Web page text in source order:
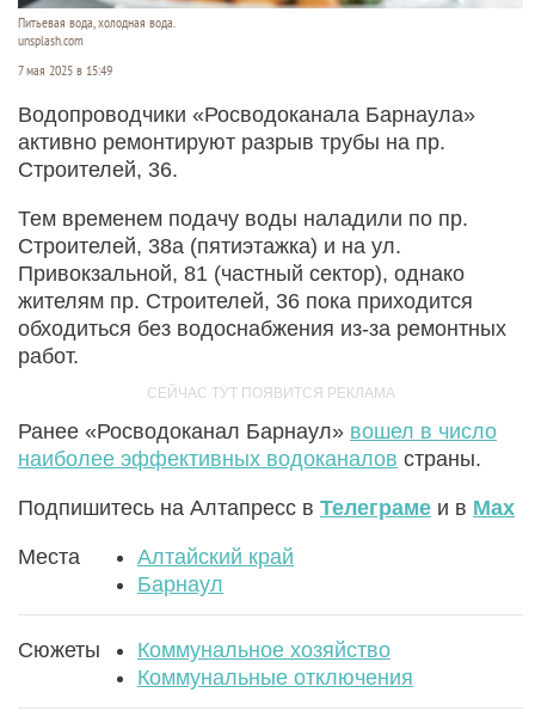
Питьевая вода, холодная вода.
unsplash.com
7 мая 2025 в 15:49
Водопроводчики «Росводоканала Барнаула»
активно ремонтируют разрыв трубы на пр.
Строителей, 36.
Тем временем подачу воды наладили по пр.
Строителей, 38а (пятиэтажка) и на ул.
Привокзальной, 81 (частный сектор), однако
жителям пр. Строителей, 36 пока приходится
обходиться без водоснабжения из-за ремонтных
работ.
Ранее «Росводоканал Барнаул» вошел в число
наиболее эффективных водоканалов страны.
Подпишитесь на Алтапресс в Телеграме и в Max
Места
Алтайский край
Барнаул
Сюжеты
Коммунальное хозяйство
Коммунальные отключения